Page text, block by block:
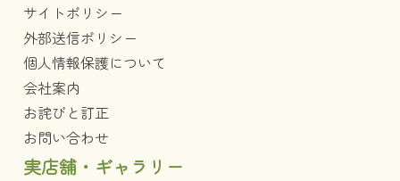
サイトポリシー
外部送信ポリシー
個人情報保護について
会社案内
お詫びと訂正
お問い合わせ
実店舗・ギャラリー